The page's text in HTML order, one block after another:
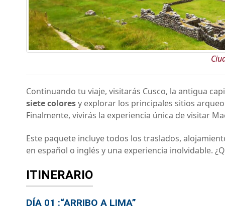
Continuando tu viaje, visitarás Cusco, la antigua
siete coloresy explorar los principales sitios
Finalmente, vivirás la experiencia única de visitar
Este paquete incluye todos los traslados,
en español o inglés y una experiencia inolvidable.
ITINERARIO
DÍA 01 :“ARRIBO A LIMA”